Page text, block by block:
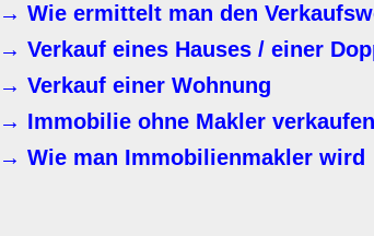
→ Wie ermittelt man den
→ Verkauf eines Hauses / einer
→ Verkauf einer Wohnung
→ Immobilie ohne Makler
→ Wie man Immobilienmakler wird